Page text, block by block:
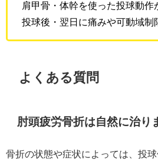
肩甲骨・体幹を使った投球動作
投球後・翌日に痛みや可動域制
よくある質問
肘頭疲労骨折は自然に治り
骨折の状態や症状によっては、投